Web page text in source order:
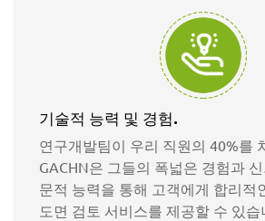
기술적 능력 및 경험.
연구개발팀이 우리 직원의 40%를
GACHN은 그들의 폭넓은 경험과
문적 능력을 통해 고객에게 합리적
도면 검토 서비스를 제공할 수 있습